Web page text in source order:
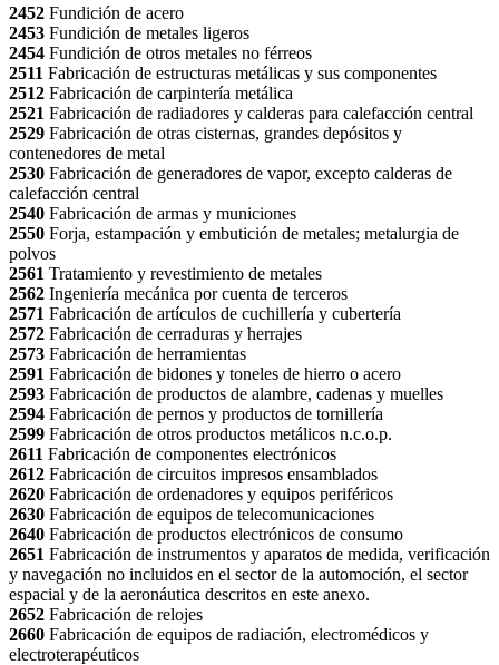
2452 Fundición de acero
2453 Fundición de metales ligeros
2454 Fundición de otros metales no férreos
2511 Fabricación de estructuras metálicas y sus componentes
2512 Fabricación de carpintería metálica
2521 Fabricación de radiadores y calderas para calefacción central
2529 Fabricación de otras cisternas, grandes depósitos y
contenedores de metal
2530 Fabricación de generadores de vapor, excepto calderas de
calefacción central
2540 Fabricación de armas y municiones
2550 Forja, estampación y embutición de metales; metalurgia de
polvos
2561 Tratamiento y revestimiento de metales
2562 Ingeniería mecánica por cuenta de terceros
2571 Fabricación de artículos de cuchillería y cubertería
2572 Fabricación de cerraduras y herrajes
2573 Fabricación de herramientas
2591 Fabricación de bidones y toneles de hierro o acero
2593 Fabricación de productos de alambre, cadenas y muelles
2594 Fabricación de pernos y productos de tornillería
2599 Fabricación de otros productos metálicos n.c.o.p.
2611 Fabricación de componentes electrónicos
2612 Fabricación de circuitos impresos ensamblados
2620 Fabricación de ordenadores y equipos periféricos
2630 Fabricación de equipos de telecomunicaciones
2640 Fabricación de productos electrónicos de consumo
2651 Fabricación de instrumentos y aparatos de medida, verificación
y navegación no incluidos en el sector de la automoción, el sector
espacial y de la aeronáutica descritos en este anexo.
2652 Fabricación de relojes
2660 Fabricación de equipos de radiación, electromédicos y
electroterapéuticos